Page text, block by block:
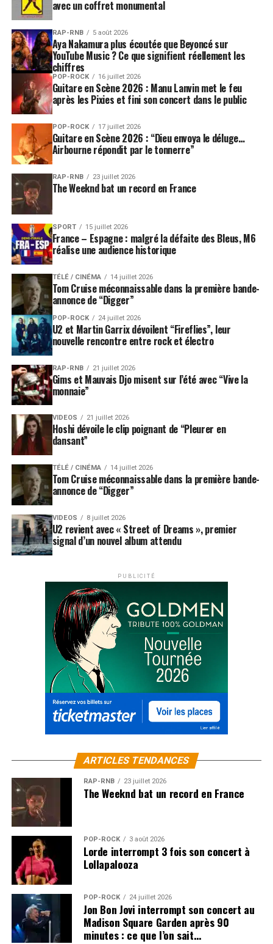
avec un coffret monumental
RAP-RNB 5 août 2026
Aya Nakamura plus écoutée que Beyoncé sur
YouTube Music ? Ce que signifient réellement les
chiffres
POP-ROCK 16 juillet 2026
Guitare en Scène 2026 : Manu Lanvin met le feu
après les Pixies et fini son concert dans le public
POP-ROCK 17 juillet 2026
Guitare en Scène 2026 : “Dieu envoya le déluge…
Airbourne répondit par le tonnerre”
RAP-RNB 23 juillet 2026
The Weeknd bat un record en France
SPORT 15 juillet 2026
France – Espagne : malgré la défaite des Bleus, M6
réalise une audience historique
TÉLÉ / CINÉMA 14 juillet 2026
Tom Cruise méconnaissable dans la première bande-
annonce de “Digger”
POP-ROCK 24 juillet 2026
U2 et Martin Garrix dévoilent “Fireflies”, leur
nouvelle rencontre entre rock et électro
RAP-RNB 21 juillet 2026
Gims et Mauvais Djo misent sur l’été avec “Vive la
monnaie”
VIDEOS 21 juillet 2026
Hoshi dévoile le clip poignant de “Pleurer en
dansant”
TÉLÉ / CINÉMA 14 juillet 2026
Tom Cruise méconnaissable dans la première bande-
annonce de “Digger”
VIDEOS 8 juillet 2026
U2 revient avec « Street of Dreams », premier
signal d’un nouvel album attendu
PUBLICITÉ
ARTICLES TENDANCES
RAP-RNB 23 juillet 2026
The Weeknd bat un record en France
POP-ROCK 3 août 2026
Lorde interrompt 3 fois son concert à
Lollapalooza
POP-ROCK 24 juillet 2026
Jon Bon Jovi interrompt son concert au
Madison Square Garden après 90
minutes : ce que l’on sait…